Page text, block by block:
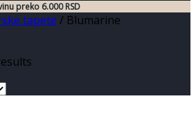
preko 6.000 RSD
tapete / Blumarine